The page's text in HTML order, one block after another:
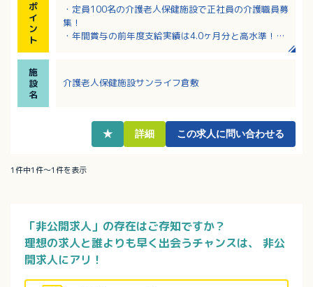
ポ
イ
ン
ト
・定員100名の介護老人保健施設で正社員の介護職員募
集！
・年間賞与の前年度支給実績は4.0ヶ月分と高水準！
・医師、看護師が常駐しているので緊急時も安心の職
場環境です！
施
設
名
介護老人保健施設サンライフ倉敷
★ 詳細 この求人に問い合わせる
1件中1件～1件を表示
「非公開求人」の存在はご存知ですか？
理想の求人と誰よりも早く出会うチャンスは、
非公
開求人にアリ！